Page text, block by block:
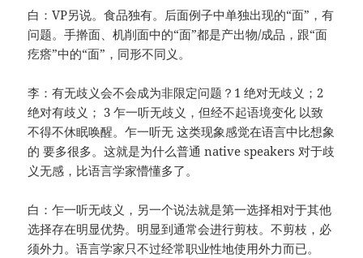
白：VP另说。食品独有。后面例子中单独出现的“面”，有
问题。手擀面、机削面中的“面”都是产出物/成品，跟“面
疙瘩”中的“面”，同形不同义。
李：有无歧义会不会成为非限定问题？1 绝对无歧义；2
绝对有歧义； 3 乍一听无歧义，但经不起语境变化 以致
不得不休眠唤醒。乍一听无 这类现象感觉在语言中比想象
的 要多很多。这就是为什么普通 native speakers 对于歧
义无感，比语言学家懵懂多了。
白：乍一听无歧义，另一个说法就是第一选择相对于其他
选择存在明显优势。明显到通常会进行剪枝。不剪枝，必
须外力。语言学家只不过经常职业性地使用外力而已。